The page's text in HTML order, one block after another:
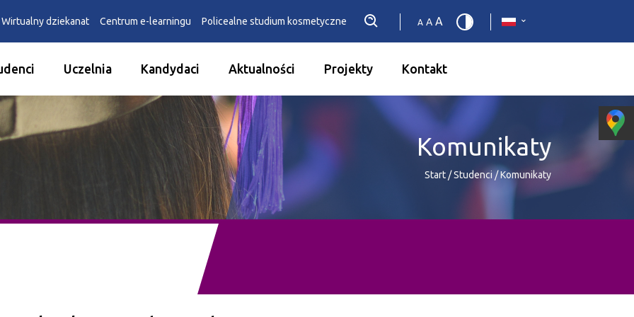
Wirtualny dziekanat Centrum e-learningu Policealne studium kosmetyczne A A A
Uczelnia Kandydaci Aktualności Projekty Kontakt
Komunikaty
Start/Studenci /Komunikaty